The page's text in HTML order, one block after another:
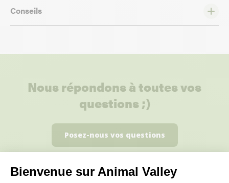
Bienvenue sur Animal Valley
Conseils
Nous répondons à toutes vos
questions ;)
Posez-nous vos questions